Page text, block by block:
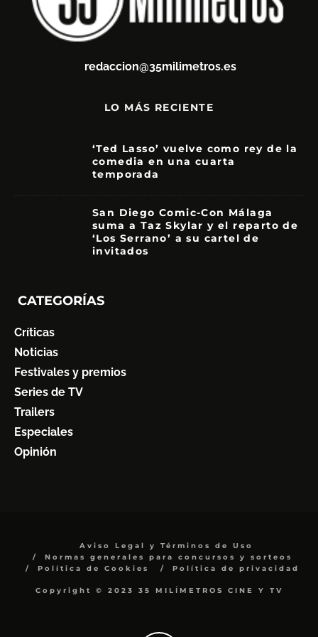
redaccion@35milimetros.es
LO MÁS RECIENTE
‘Ted Lasso’ vuelve como rey de la
comedia en una cuarta
temporada
San Diego Comic-Con Málaga
suma a Taz Skylar y el reparto de
‘Los Serrano’ a su cartel de
invitados
CATEGORÍAS
Críticas
Noticias
Festivales y premios
Series de TV
Trailers
Especiales
Opinión
Aviso Legal y Términos de Uso
Normas generales para concursos y sorteos
Política de Cookies
Política de privacidad
Copyright © 2023 35 MILÍMETROS CINE Y TV